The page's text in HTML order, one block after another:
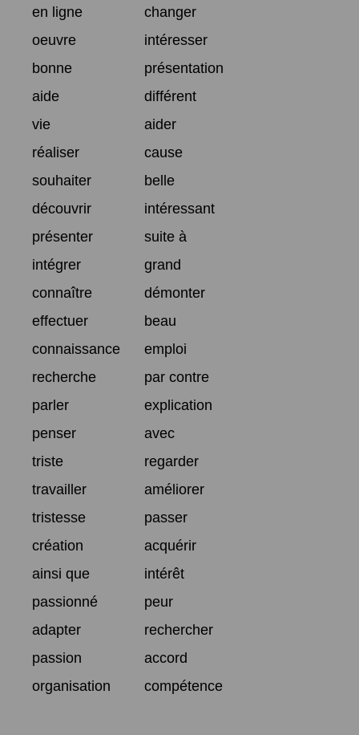
en ligne
changer
oeuvre
intéresser
bonne
présentation
aide
différent
vie
aider
réaliser
cause
souhaiter
belle
découvrir
intéressant
présenter
suite à
intégrer
grand
connaître
démonter
effectuer
beau
connaissance
emploi
recherche
par contre
parler
explication
penser
avec
triste
regarder
travailler
améliorer
tristesse
passer
création
acquérir
ainsi que
intérêt
passionné
peur
adapter
rechercher
passion
accord
organisation
compétence